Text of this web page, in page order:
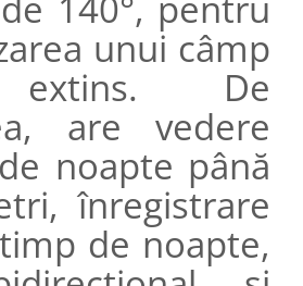
unui câmp
De
are vedere
noapte până
înregistrare
de noapte,